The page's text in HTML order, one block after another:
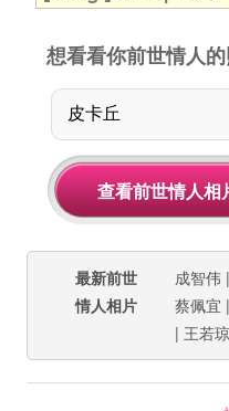
想看看你前世情人
最新前世
情人相片
成智伟
蔡佩宜
| 王若琼